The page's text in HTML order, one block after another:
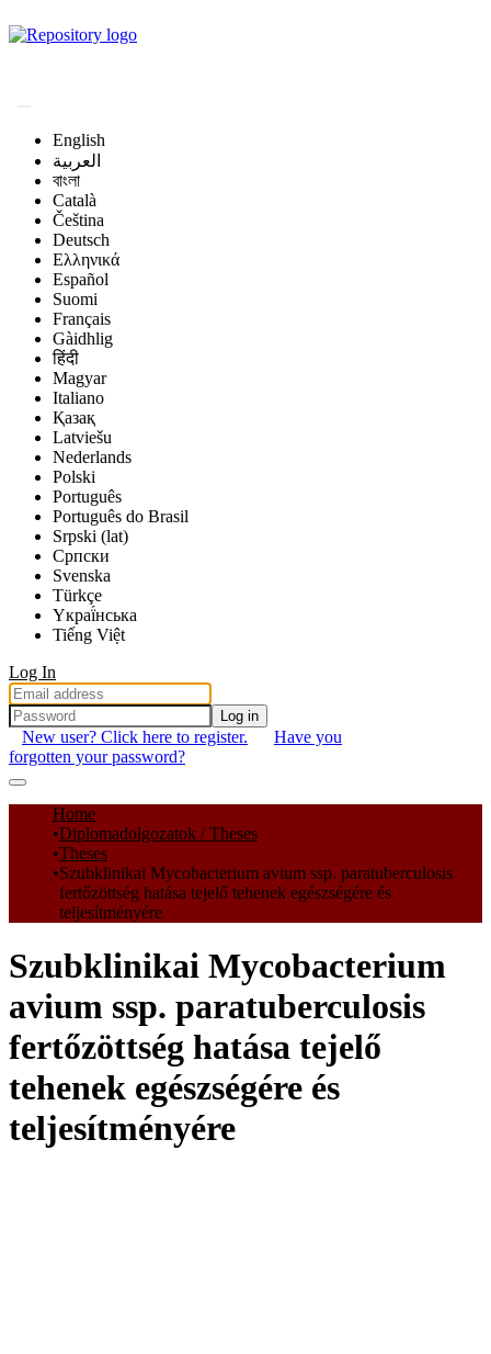
English
العربية
বাংলা
Català
Čeština
Deutsch
Ελληνικά
Español
Suomi
Français
Gàidhlig
हिंदी
Magyar
Italiano
Қазақ
Latviešu
Nederlands
Polski
Português
Português do Brasil
Srpski (lat)
Српски
Svenska
Türkçe
Yкраї́нська
Tiếng Việt
Log In
Log in
New user? Click here to register.
Have you
forgotten your password?
Communities & Collections
All of DSpace
Statistics
Home
Diplomadolgozatok / Theses
Theses
Szubklinikai Mycobacterium avium ssp. paratuberculosis
fertőzöttség hatása tejelő tehenek egészségére és
teljesítményére
Szubklinikai Mycobacterium
avium ssp. paratuberculosis
fertőzöttség hatása tejelő
tehenek egészségére és
teljesítményére